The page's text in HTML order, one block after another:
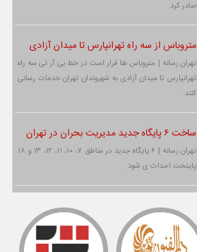
صادر کرد.
متروباس از سه راه تهرانپارس تا میدان آزادی
تهران رسانه | متروباس ها قرار است در خط بی آر تی سه راه
تهرانپارس تا میدان آزادی به شهروندان تهران خدمات رسانی
کنند.
ساخت ۶ پایگاه جدید مدیریت بحران در تهران
تهران رسانه | ۶ پایگاه جدید در مناطق ۷، ۱۰، ۱۱، ۱۲، ۱۳ و ۱۸
پایتخت احداث ی شود.